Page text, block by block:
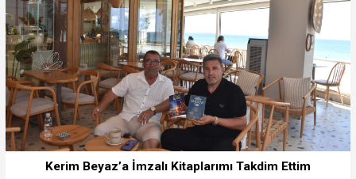
Kerim Beyaz’a İmzalı Kitaplarımı Takdim Ettim